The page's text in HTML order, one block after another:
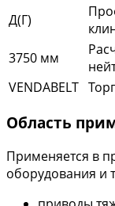
Д(Г)
3750 мм
VENDABELT
Область
Применяется в
оборудования и